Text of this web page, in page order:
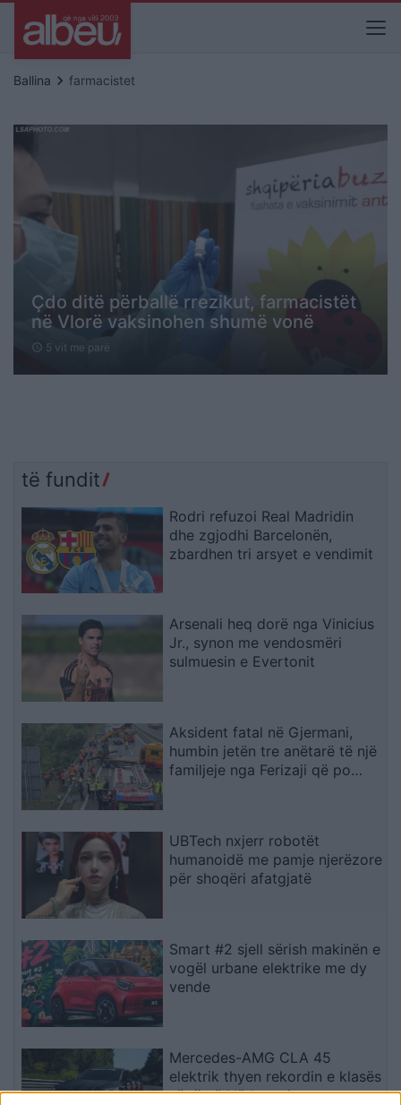
Ballina keyboard_arrow_right farmacistet
Çdo ditë përballë rrezikut, farmacistët
në Vlorë vaksinohen shumë vonë
schedule 5 vit me parë
të fundit
Rodri refuzoi Real Madridin
dhe zgjodhi Barcelonën,
zbardhen tri arsyet e vendimit
Arsenali heq dorë nga Vinicius
Jr., synon me vendosmëri
sulmuesin e Evertonit
Aksident fatal në Gjermani,
humbin jetën tre anëtarë të një
familjeje nga Ferizaji që po
UBTech nxjerr robotët
humanoidë me pamje njerëzore
për shoqëri afatgjatë
Smart #2 sjell sërish makinën e
vogël urbane elektrike me dy
vende
Mercedes-AMG CLA 45
elektrik thyen rekordin e klasës
së tij në Nürburgring